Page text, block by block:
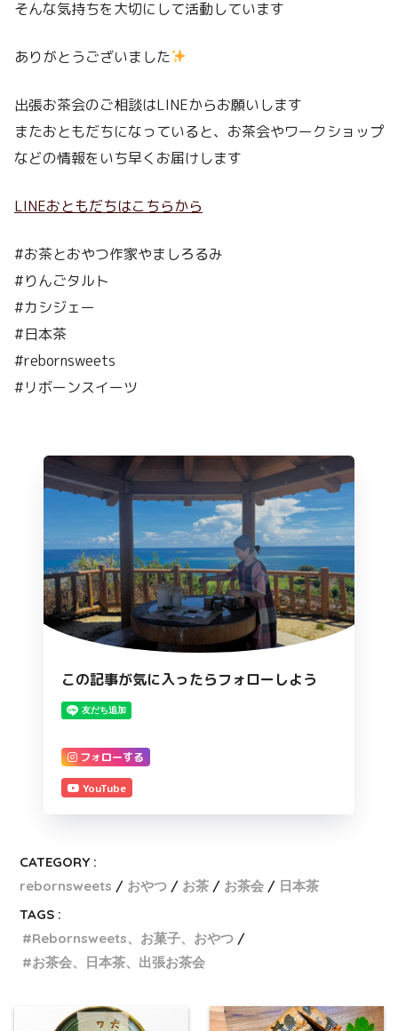
そんな気持ちを大切にして活動しています
ありがとうございました
出張お茶会のご相談はLINEからお願いします
またおともだちになっていると、お茶会やワークショップ
などの情報をいち早くお届けします
LINEおともだちはこちらから
#お茶とおやつ作家やましろるみ
#りんごタルト
#カシジェー
#日本茶
#rebornsweets
#リボーンスイーツ
この記事が気に入ったらフォローしよう
フォローする
YouTube
CATEGORY :
rebornsweets
おやつ お茶 お茶会
日本茶
TAGS :
Rebornsweets、お菓子、おやつ
お茶会、日本茶、出張お茶会